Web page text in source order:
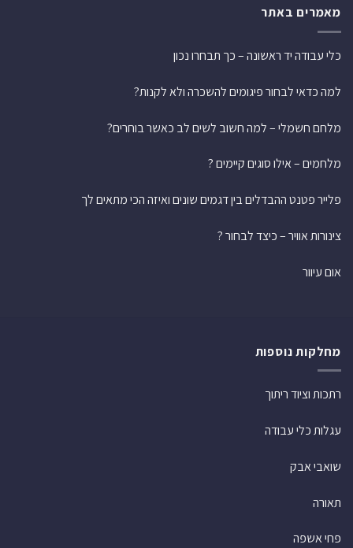
מאמרים באתר
כלי עבודה יד ראשונה – כך תבחרו נכון
למה כדאי לבחור פיגומים להשכרה ולא לקנות?
מלחם חשמלי – למה חשוב לשים לב כאשר בוחרים?
מלחמים – אילו סוגים קיימים ?
פלייר פטנט ההבדלים בין דגמים שונים ואיזה הכי מתאים לך
צינורות אוויר – כיצד לבחור ?
אום עיוור
מחלקות נוספות
רתכות וציוד ריתוך
עגלות כלי עבודה
שואבי אבק
תאורה
פחי אשפה